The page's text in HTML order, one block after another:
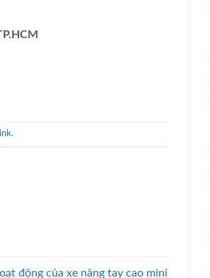
.
động của xe nâng tay cao mini